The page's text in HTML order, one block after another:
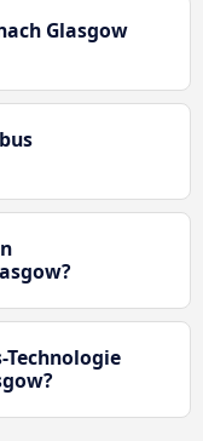
Glasgow